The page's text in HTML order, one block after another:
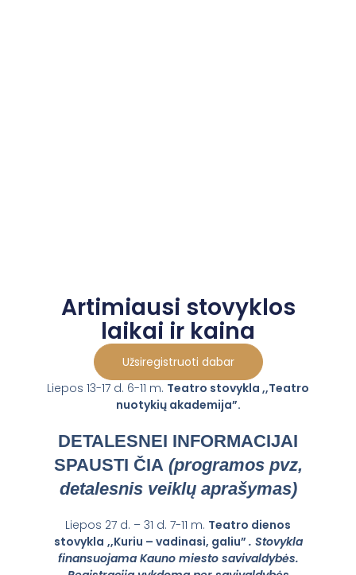
Artimiausi stovyklos
laikai ir kaina
Užsiregistruoti dabar
Liepos 13-17 d. 6-11 m. Teatro stovykla ,,Teatro
nuotykių akademija”.
DETALESNEI INFORMACIJAI
SPAUSTI ČIA (programos pvz,
detalesnis veiklų aprašymas)
Liepos 27 d. – 31 d. 7-11 m. Teatro dienos
stovykla ,,Kuriu – vadinasi, galiu” . Stovykla
finansuojama Kauno miesto savivaldybės.